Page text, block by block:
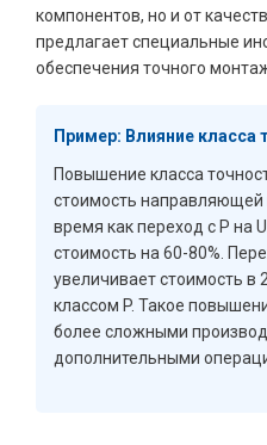
компонентов, но и от
предлагает специальные
обеспечения точного
Пример: Влияние класса
Повышение класса
стоимость направляющей
время как переход с P на
стоимость на 60-80%.
увеличивает стоимость в
классом P. Такое
более сложными
дополнительными